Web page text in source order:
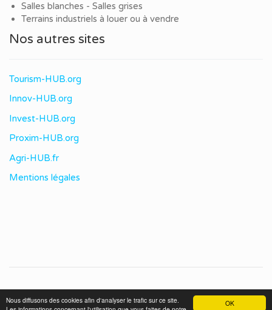
OK
Nous diffusons des cookies afin d'analyser le trafic sur ce site.
Salles blanches - Salles grises
Terrains industriels à louer ou à vendre
Nos autres sites
Tourism-HUB.org
Innov-HUB.org
Invest-HUB.org
Proxim-HUB.org
Agri-HUB.fr
Mentions légales
© 2020 immo-HUB. Tous droits réservés.